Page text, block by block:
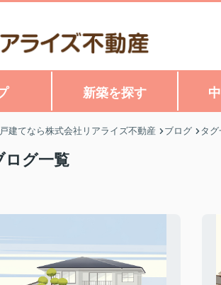
新築を探す
建てなら株式会社リアライズ不動産 ブログ タ
ログ一覧